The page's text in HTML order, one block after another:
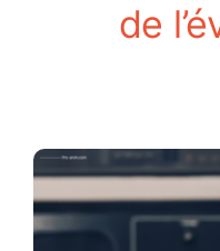
de